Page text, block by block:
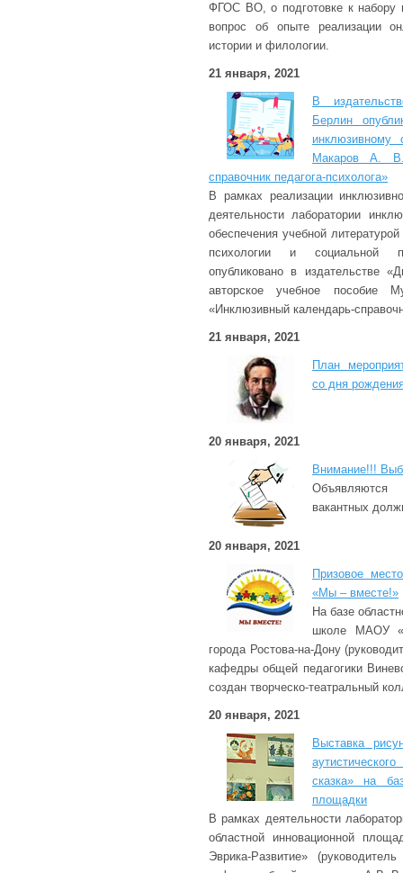
ФГОС ВО, о подготовке к набору
вопрос об опыте реализации
истории и филологии.
21 января, 2021
В
Берлин
Макаров А. В.
справочник педагога-психолога»
В рамках реализации
деятельности лаборатории
обеспечения учебной
психологии и социальной
опубликовано в издательстве
авторское учебное
«Инклюзивный календарь-
21 января, 2021
План
со дня
20 января, 2021
Внимание!!!
вакантных
20 января, 2021
Призовое
«Мы – вместе!»
На базе
школе МАОУ
города Ростова-на-Дону
кафедры общей педагогики
создан творческо-театральный
20 января, 2021
Выставка
сказка» на
площадки
В рамках деятельности
областной инновационной
Эврика-Развитие»